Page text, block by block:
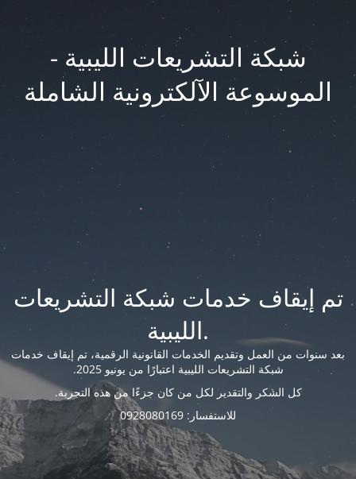
شبكة التشريعات الليبية -
الموسوعة الآلكترونية الشاملة
تم إيقاف خدمات شبكة التشريعات
الليبية.
بعد سنوات من العمل وتقديم الخدمات القانونية الرقمية، تم إيقاف خدمات
شبكة التشريعات الليبية اعتبارًا من يونيو 2025.
كل الشكر والتقدير لكل من كان جزءًا من هذه التجربة.
للاستفسار: 0928080169